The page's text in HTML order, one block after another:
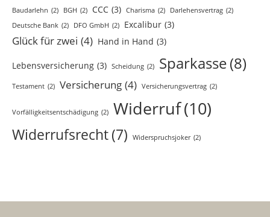
Baudarlehn (2) BGH (2) CCC (3) Charisma (2) Darlehensvertrag (2)
Deutsche Bank (2) DFO GmbH (2) Excalibur (3)
Glück für zwei (4) Hand in Hand (3)
Lebensversicherung (3) Scheidung (2) Sparkasse(8)
Testament (2) Versicherung (4) Versicherungsvertrag (2)
Vorfälligkeitsentschädigung (2) Widerruf(10)
Widerrufsrecht(7) Widerspruchsjoker (2)